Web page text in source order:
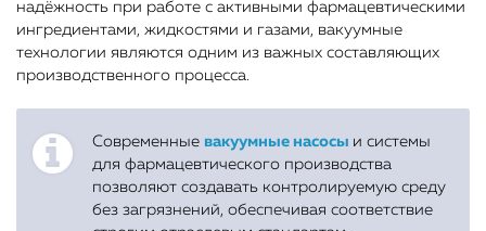
надёжность при работе с активными фармацевтическими
ингредиентами, жидкостями и газами, вакуумные
технологии являются одним из важных составляющих
производственного процесса.
Современные вакуумные насосы и системы
для фармацевтического производства
позволяют создавать контролируемую среду
без загрязнений, обеспечивая соответствие